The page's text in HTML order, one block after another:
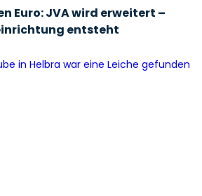
Euro: JVA wird erweitert –
entsteht